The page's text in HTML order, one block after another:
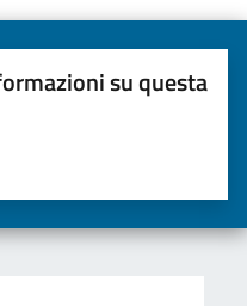
su questa
5